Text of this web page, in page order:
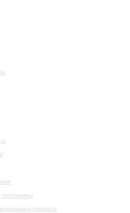
программы
проекты